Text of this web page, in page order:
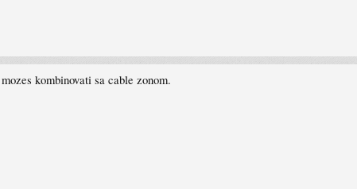
kombinovati sa cable zonom.